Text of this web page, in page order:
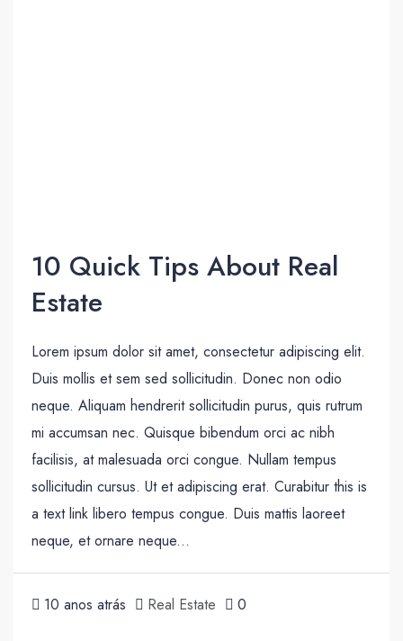
10 Quick Tips About Real
Estate
Lorem ipsum dolor sit amet, consectetur adipiscing elit.
Duis mollis et sem sed sollicitudin. Donec non odio
neque. Aliquam hendrerit sollicitudin purus, quis rutrum
mi accumsan nec. Quisque bibendum orci ac nibh
facilisis, at malesuada orci congue. Nullam tempus
sollicitudin cursus. Ut et adipiscing erat. Curabitur this is
a text link libero tempus congue. Duis mattis laoreet
neque, et ornare neque...
10 anos atrás Real Estate 0